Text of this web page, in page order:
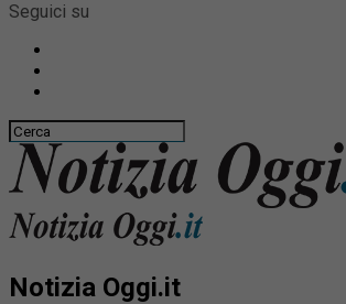
Seguici su
Notizia Oggi.it